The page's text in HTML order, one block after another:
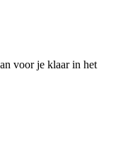
voor je klaar in het